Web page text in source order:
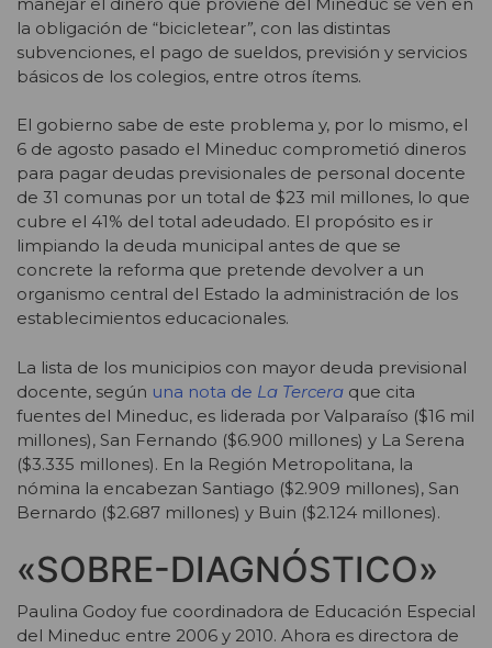
la obligación de “bicicletear”, con las distintas
subvenciones, el pago de sueldos, previsión y servicios
básicos de los colegios, entre otros ítems.
El gobierno sabe de este problema y, por lo mismo, el
6 de agosto pasado el Mineduc comprometió dineros
para pagar deudas previsionales de personal docente
de 31 comunas por un total de $23 mil millones, lo que
cubre el 41% del total adeudado. El propósito es ir
limpiando la deuda municipal antes de que se
concrete la reforma que pretende devolver a un
organismo central del Estado la administración de los
establecimientos educacionales.
La lista de los municipios con mayor deuda previsional
docente, según una nota de La Tercera que cita
fuentes del Mineduc, es liderada por Valparaíso ($16 mil
millones), San Fernando ($6.900 millones) y La Serena
($3.335 millones). En la Región Metropolitana, la
nómina la encabezan Santiago ($2.909 millones), San
Bernardo ($2.687 millones) y Buin ($2.124 millones).
«SOBRE-DIAGNÓSTICO»
Paulina Godoy fue coordinadora de Educación Especial
del Mineduc entre 2006 y 2010. Ahora es directora de